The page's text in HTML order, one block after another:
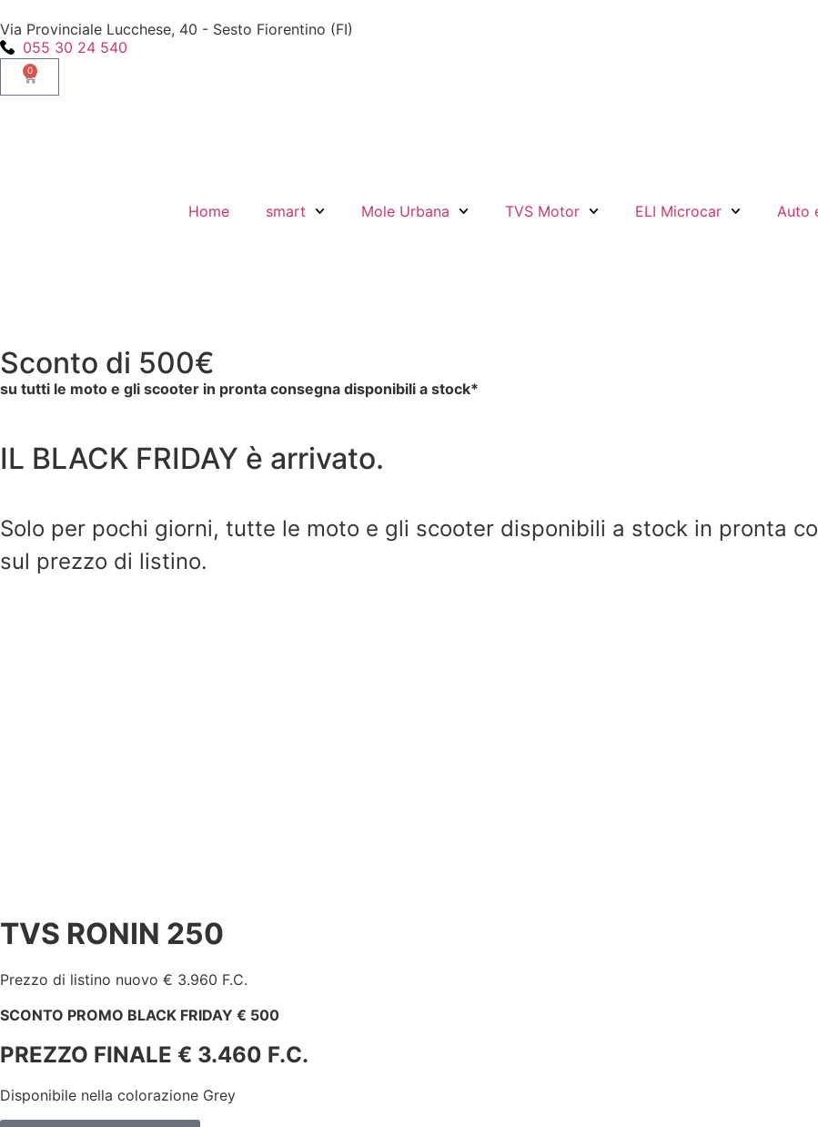
Via Provinciale Lucchese, 40 - Sesto Fiorentino (FI)
055 30 24 540
0
Home smart Mole Urbana TVS Motor ELI Microcar Auto
Sconto di 500€
su tutti le moto e gli scooter in pronta consegna disponibili a stock*
IL BLACK FRIDAY è arrivato.
Solo per pochi giorni, tutte le moto e gli scooter disponibili a stock in pronta
sul prezzo di listino.
TVS RONIN 250
Prezzo di listino nuovo € 3.960 F.C.
SCONTO PROMO BLACK FRIDAY € 500
PREZZO FINALE € 3.460 F.C.
Disponibile nella colorazione Grey